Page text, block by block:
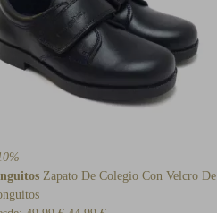
Zapato De Colegio Con Velcro De